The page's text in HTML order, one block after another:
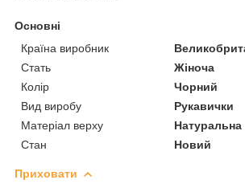
Основні
Країна виробник
Стать
Жіноча
Колір
Чорний
Вид виробу
Рукавички
Матеріал верху
Натуральна
Стан
Новий
Приховати